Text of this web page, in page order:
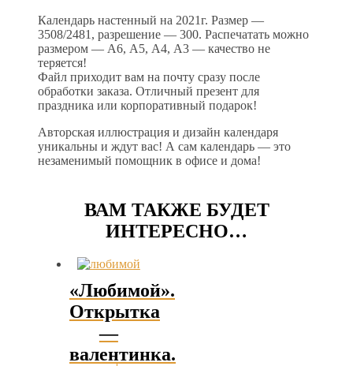
Календарь настенный на 2021г. Размер —
3508/2481, разрешение — 300. Распечатать можно
размером — А6, А5, А4, А3 — качество не
теряется!
Файл приходит вам на почту сразу после
обработки заказа. Отличный презент для
праздника или корпоративный подарок!
Авторская иллюстрация и дизайн календаря
уникальны и ждут вас! А сам календарь — это
незаменимый помощник в офисе и дома!
ВАМ ТАКЖЕ БУДЕТ
ИНТЕРЕСНО…
«Любимой».
Открытка
—
валентинка.